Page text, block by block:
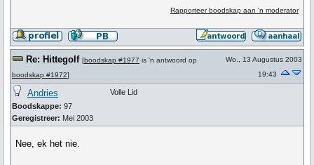
Rapporteer boodskap aan 'n moderator
Re: Hittegolf [boodskap #1977 is 'n antwoord op
boodskap #1972]
Wo., 13 Augustus 2003
19:43
Andries
Boodskappe: 97
Geregistreer: Mei 2003
Volle Lid
Nee, ek het nie.